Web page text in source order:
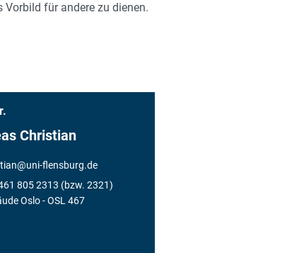
Vorbild für andere zu dienen.
Christian
@uni-flensburg.de
805 2313 (bzw. 2321)
Oslo- OSL 467